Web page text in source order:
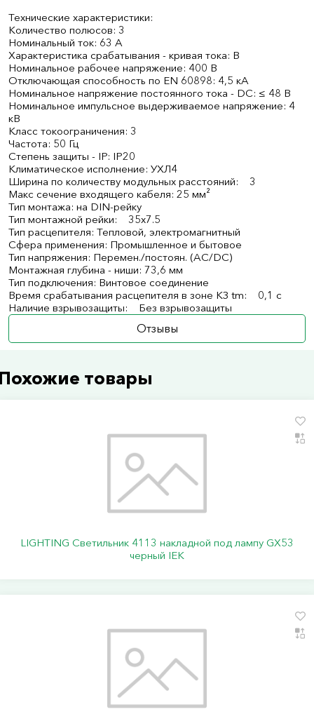
Технические характеристики:
Количество полюсов: 3
Номинальный ток: 63 А
Характеристика срабатывания - кривая тока: B
Номинальное рабочее напряжение: 400 В
Отключающая способность по EN 60898: 4,5 кА
Номинальное напряжение постоянного тока - DC: ≤ 48 В
Номинальное импульсное выдерживаемое напряжение: 4
кВ
Класс токоограничения: 3
Частота: 50 Гц
Степень защиты - IP: IP20
Климатическое исполнение: УХЛ4
Ширина по количеству модульных расстояний: 3
Макс сечение входящего кабеля: 25 мм²
Тип монтажа: на DIN-рейку
Тип монтажной рейки: 35x7.5
Тип расцепителя: Тепловой, электромагнитный
Сфера применения: Промышленное и бытовое
Тип напряжения: Перемен./постоян. (AC/DC)
Монтажная глубина - ниши: 73,6 мм
Тип подключения: Винтовое соединение
Время срабатывания расцепителя в зоне КЗ tm: 0,1 с
Наличие взрывозащиты: Без взрывозащиты
Отзывы
товары
LIGHTING Светильник 4113 накладной под лампу GX53
черный IEK